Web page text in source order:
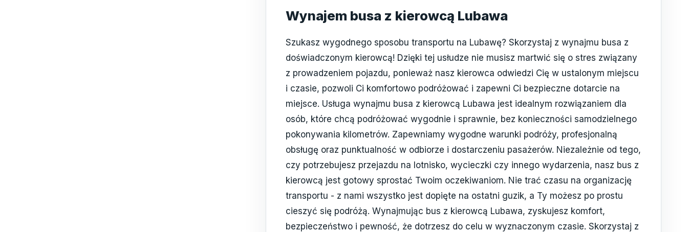
Wynajem busa z kierowcą Lubawa
Szukasz wygodnego sposobu transportu na Lubawę? Skorzystaj z wynajmu busa z
doświadczonym kierowcą! Dzięki tej usłudze nie musisz martwić się o stres związany
z prowadzeniem pojazdu, ponieważ nasz kierowca odwiedzi Cię w ustalonym miejscu
i czasie, pozwoli Ci komfortowo podróżować i zapewni Ci bezpieczne dotarcie na
miejsce. Usługa wynajmu busa z kierowcą Lubawa jest idealnym rozwiązaniem dla
osób, które chcą podróżować wygodnie i sprawnie, bez konieczności samodzielnego
pokonywania kilometrów. Zapewniamy wygodne warunki podróży, profesjonalną
obsługę oraz punktualność w odbiorze i dostarczeniu pasażerów. Niezależnie od tego,
czy potrzebujesz przejazdu na lotnisko, wycieczki czy innego wydarzenia, nasz bus z
kierowcą jest gotowy sprostać Twoim oczekiwaniom. Nie trać czasu na organizację
transportu - z nami wszystko jest dopięte na ostatni guzik, a Ty możesz po prostu
cieszyć się podróżą. Wynajmując bus z kierowcą Lubawa, zyskujesz komfort,
bezpieczeństwo i pewność, że dotrzesz do celu w wyznaczonym czasie. Skorzystaj z